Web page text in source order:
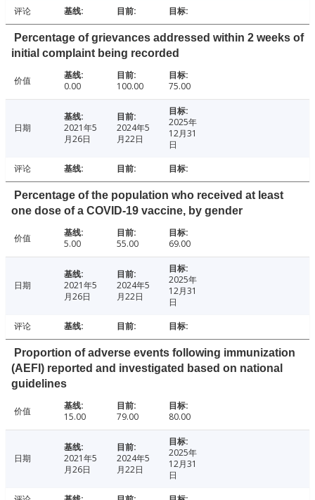
评论
Percentage of grievances addressed within 2 weeks of
initial complaint being recorded
价值 0.00 100.00 75.00
日期
2021年5
月26日
2024年5
月22日
2025年
12月31
日
评论
Percentage of the population who received at least
one dose of a COVID-19 vaccine, by gender
价值 5.00 55.00 69.00
日期
2021年5
月26日
2024年5
月22日
2025年
12月31
日
评论
Proportion of adverse events following immunization
(AEFI) reported and investigated based on national
guidelines
价值 15.00 79.00 80.00
日期
2021年5
月26日
2024年5
月22日
2025年
12月31
日